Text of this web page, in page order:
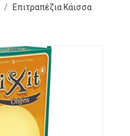
Επιτραπέζια Κάισσα